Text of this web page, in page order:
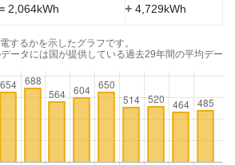
2,064kWh +4,729kWh
するかを示したグラフです。
ータには国が提供している過去29年間の平均デー